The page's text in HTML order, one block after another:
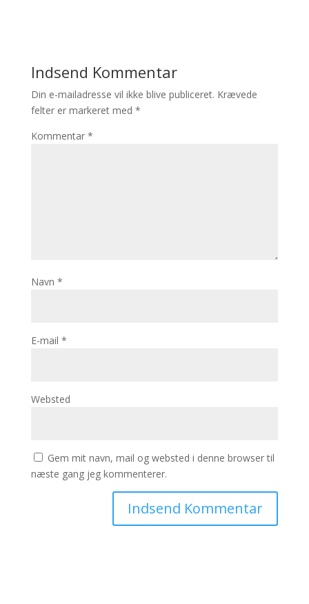
Indsend Kommentar
Din e-mailadresse vil ikke blive publiceret. Krævede
felter er markeret med *
Kommentar *
Navn *
E-mail *
Websted
Gem mit navn, mail og websted i denne browser til
næste gang jeg kommenterer.